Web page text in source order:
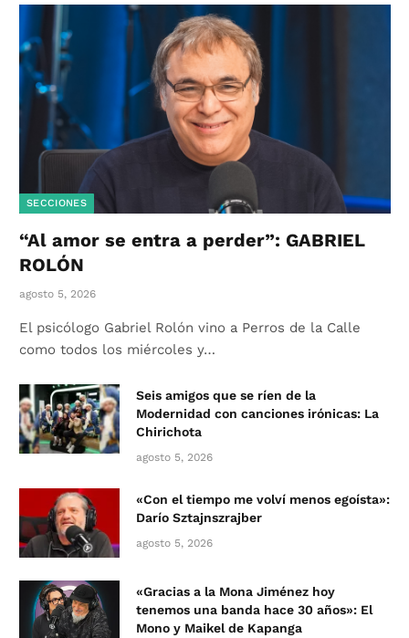
SECCIONES
“Al amor se entra a perder”: GABRIEL
ROLÓN
agosto 5, 2026
El psicólogo Gabriel Rolón vino a Perros de la Calle
como todos los miércoles y…
Seis amigos que se ríen de la
Modernidad con canciones irónicas: La
Chirichota
agosto 5, 2026
«Con el tiempo me volví menos egoísta»:
Darío Sztajnszrajber
agosto 5, 2026
«Gracias a la Mona Jiménez hoy
tenemos una banda hace 30 años»: El
Mono y Maikel de Kapanga